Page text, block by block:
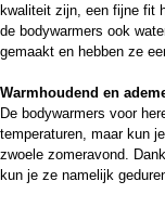
kwaliteit zijn, een fijne fit
de bodywarmers ook
gemaakt en hebben ze
Warmhoudend en
De bodywarmers voor
temperaturen, maar kun
zwoele zomeravond.
kun je ze namelijk